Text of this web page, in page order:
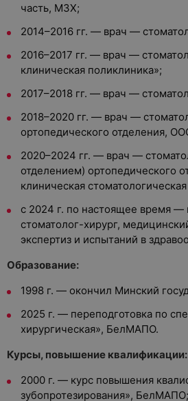
часть, МЗХ;
2014–2016 гг. — врач —
2016–2017 гг. — врач —
клиническая поликлиника»;
2017–2018 гг. — врач —
2018–2020 гг. — врач —
ортопедического отделения,
2020–2024 гг. — врач —
отделением) ортопедического
клиническая
с 2024 г. по настоящее время
стоматолог-хирург,
экспертиз и испытаний в
Образование:
1998 г. — окончил Минский
2025 г. — переподготовка по
хирургическая», БелМАПО.
Курсы, повышение квалификации:
2000 г. — курс повышения
зубопротезирования», БелМАПО;